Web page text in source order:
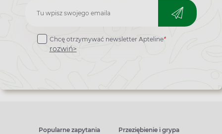
Zapisz
do
newslettera
Chcę otrzymywać newsletter Apteline*
rozwiń>
Popularne zapytania Przeziębienie i grypa